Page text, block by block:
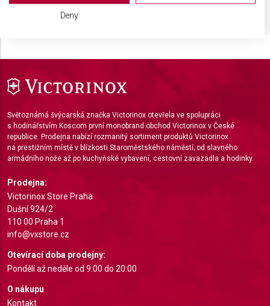
Světoznámá švýcarská značka Victorinox otevřela ve spolupráci
s hodinářstvím Koscom první monobrand obchod Victorinox v České
republice. Prodejna nabízí rozmanitý sortiment produktů Victorinox
na prestižním místě v blízkosti Staroměstského náměstí; od slavného
armádního nože až po kuchyňské vybavení, cestovní zavazadla a hodinky.
Prodejna:
Victorinox Store Praha
Dušní 924/2
110 00 Praha 1
info@vxstore.cz
Otevírací doba prodejny:
Pondělí až neděle od 9:00 do 20:00
O nákupu
Kontakt
We use your data for the following purposes:
Create profiles for personalised advertising
Use profiles to select personalised
advertising
Create profiles to personalise content
Measure advertising performance
Measure content performance
Understand audiences through statistics or
combinations of data from different sources
Develop and improve services
Deny